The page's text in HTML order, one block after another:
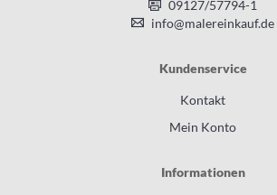
09127/57794-1
info@malereinkauf.de
Kundenservice
Kontakt
Mein Konto
Informationen